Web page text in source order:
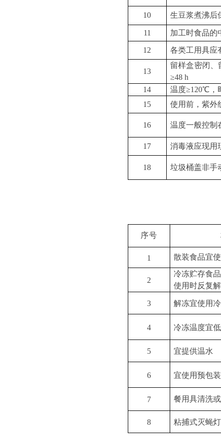
10 生豆浆煮沸后
11 加工时食品的
12 各类工用具应
13
留样盒密闭、
≥48 h
14
温度≥120℃，
15
使用前，紫外
16 温度一般控制
17 消毒液应现用
18 垃圾桶盖非手
序号
1 散装食品宜
2
冷冻贮存食
使用时反复
3 解冻宜使用
4 冷冻温度宜
5 宜提供温水
6 宜使用预包
7 餐用具清洗
8 粘捕式灭蝇